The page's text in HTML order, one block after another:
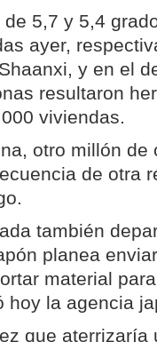
5,7 y 5,4
ayer,
y en el
resultaron
viviendas.
otro millón de
de otra
también
planea
material
hoy la agencia
que aterrizaría